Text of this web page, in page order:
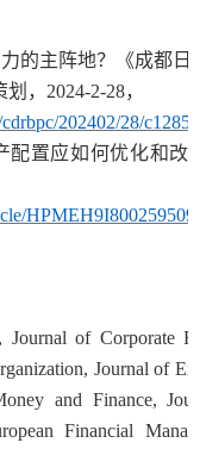
的主阵地？《成都日
，2024-2-28，
202402/28/
配置应如何优化和改
of Corporate
Journal of
and Finance,
Financial